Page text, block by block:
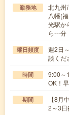
勤務地
北九州
八幡(
光駅か
ら---分
曜日頻度
週2日
談くだ
時間
9:00～
OK！
期間
【8月
2～3日